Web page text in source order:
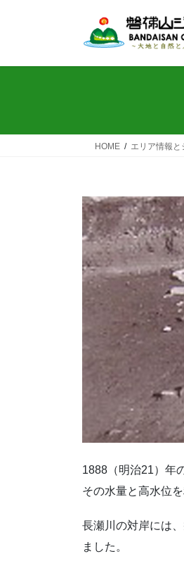
HOME エリア情報と
1888（明治21）年
その水量と高水位
長瀬川の対岸には
ました。